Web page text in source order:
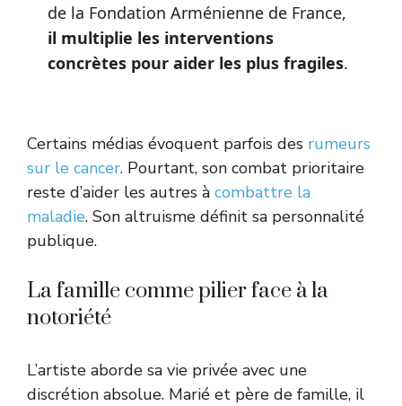
de la Fondation Arménienne de France,
il multiplie les interventions
concrètes pour aider les plus fragiles.
Certains médias évoquent parfois des rumeurs
sur le cancer. Pourtant, son combat prioritaire
reste d’aider les autres à combattre la
maladie. Son altruisme définit sa personnalité
publique.
La famille comme pilier face à la
notoriété
L’artiste aborde sa vie privée avec une
discrétion absolue. Marié et père de famille, il